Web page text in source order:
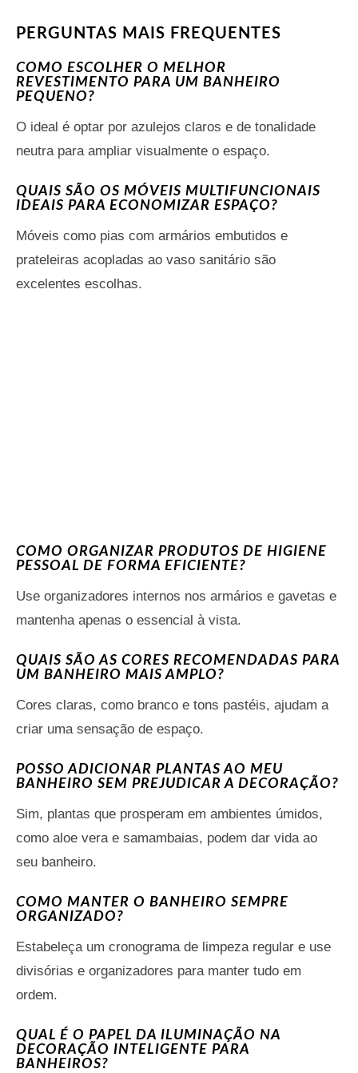
PERGUNTAS MAIS FREQUENTES
COMO ESCOLHER O MELHOR
REVESTIMENTO PARA UM BANHEIRO
PEQUENO?
O ideal é optar por azulejos claros e de tonalidade
neutra para ampliar visualmente o espaço.
QUAIS SÃO OS MÓVEIS MULTIFUNCIONAIS
IDEAIS PARA ECONOMIZAR ESPAÇO?
Móveis como pias com armários embutidos e
prateleiras acopladas ao vaso sanitário são
excelentes escolhas.
COMO ORGANIZAR PRODUTOS DE HIGIENE
PESSOAL DE FORMA EFICIENTE?
Use organizadores internos nos armários e gavetas e
mantenha apenas o essencial à vista.
QUAIS SÃO AS CORES RECOMENDADAS PARA
UM BANHEIRO MAIS AMPLO?
Cores claras, como branco e tons pastéis, ajudam a
criar uma sensação de espaço.
POSSO ADICIONAR PLANTAS AO MEU
BANHEIRO SEM PREJUDICAR A DECORAÇÃO?
Sim, plantas que prosperam em ambientes úmidos,
como aloe vera e samambaias, podem dar vida ao
seu banheiro.
COMO MANTER O BANHEIRO SEMPRE
ORGANIZADO?
Estabeleça um cronograma de limpeza regular e use
divisórias e organizadores para manter tudo em
ordem.
QUAL É O PAPEL DA ILUMINAÇÃO NA
DECORAÇÃO INTELIGENTE PARA
BANHEIROS?